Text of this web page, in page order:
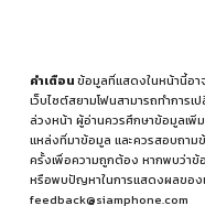
คำเตือนข้อมูลที่แสดงในหน้านี้อา
เว็บไซต์สยามโฟนสามารถทำการ
ล่วงหน้า ผู้อ่านควรศึกษาข้อมูลเพิ่
แหล่งที่มาข้อมูล และควรสอบถา
ครั้งเพื่อความถูกต้อง หากพบว่าข้
หรือพบปัญหาในการแสดงผลของเ
feedback@siamphone.com